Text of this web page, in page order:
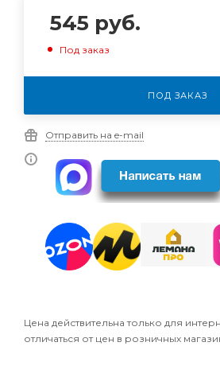
545 руб.
Под заказ
ПОД ЗАКАЗ
Отправить на e-mail
Цена действительна только для
отличаться от цен в розничных